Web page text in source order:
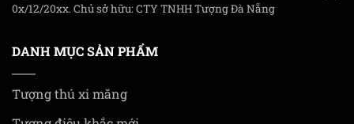
0x/12/20xx. Chủ sở hữu: CTY TNHH Tượng Đà Nẵng
DANH MỤC SẢN PHẨM
Tượng thú xi măng